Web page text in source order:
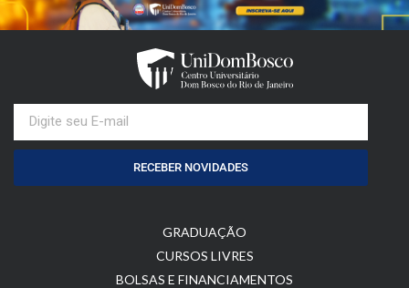
RECEBER NOVIDADES
GRADUAÇÃO
CURSOS LIVRES
BOLSAS E FINANCIAMENTOS